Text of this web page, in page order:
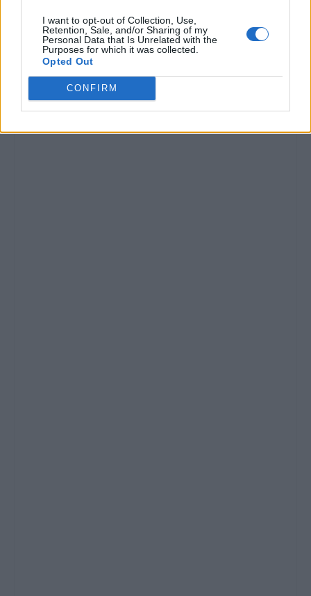
I want to opt-out of Collection, Use,
Retention, Sale, and/or Sharing of my
Personal Data that Is Unrelated with the
Purposes for which it was collected.
Opted Out
CONFIRM